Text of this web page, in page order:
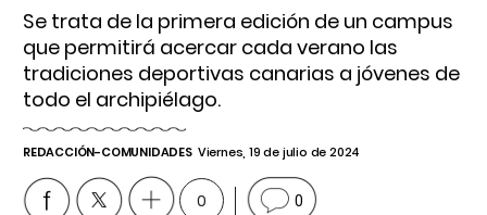
Se trata de la primera edición de un campus
que permitirá acercar cada verano las
tradiciones deportivas canarias a jóvenes de
todo el archipiélago.
REDACCIÓN-COMUNIDADES Viernes, 19 de julio de 2024
0 0